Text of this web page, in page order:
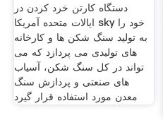
دستگاه کارتن خرد کردن در
ایالات متحده آمریکا sky خود را
به تولید سنگ شکن ها و کارخانه
های تولیدی می پردازد که می
تواند در کل سنگ شکن، آسیاب
های صنعتی و پردازش سنگ
معدن مورد استفاده قرار گیرد